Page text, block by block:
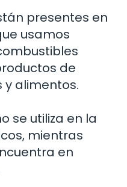
presentes en
usamos
de
y alimentos.
se utiliza en la
mientras
en